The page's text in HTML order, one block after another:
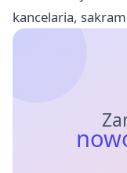
kancelaria,